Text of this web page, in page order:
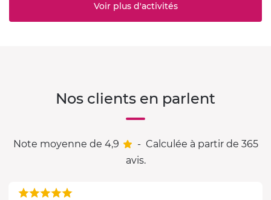
Voir plus d'activités
Nos clients en parlent
Note moyenne de 4,9 - Calculée à partir de 365
avis.